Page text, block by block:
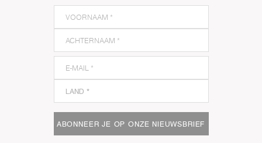
ABONNEER JE OP ONZE NIEUWSBRIEF